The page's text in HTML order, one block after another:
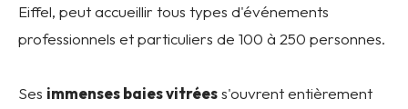
Eiffel, peut accueillir tous types d'événements
professionnels et particuliers de 100 à 250 personnes.
Ses immenses baies vitréess'ouvrent entièrement